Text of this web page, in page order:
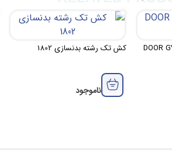
کش تک رشته بدنسازی 1802
ناموجود